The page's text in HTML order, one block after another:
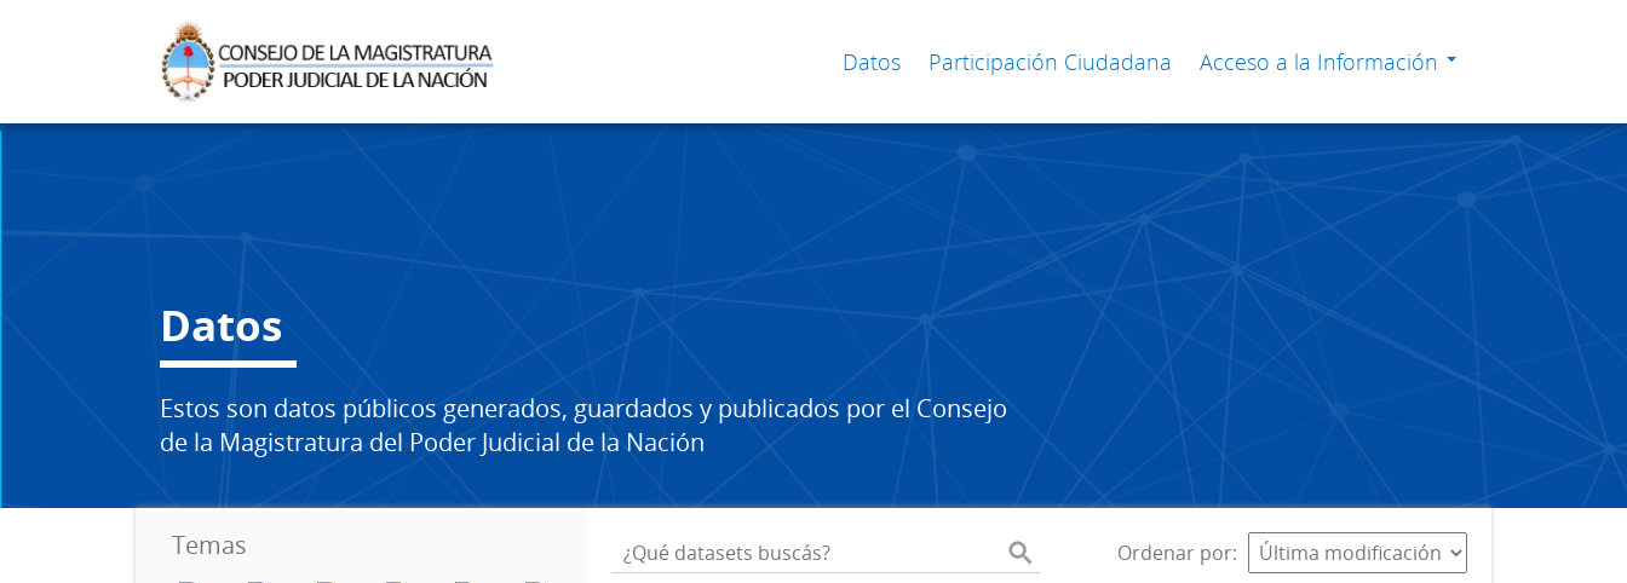
Datos Participación Ciudadana Acceso a la Información
Datos
Estos son datos públicos generados, guardados y publicados por el Consejo
de la Magistratura del Poder Judicial de la Nación
Temas Ordenar por